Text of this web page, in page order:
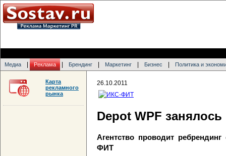
Медиа Реклама Брендинг Маркетинг Бизнес Политика и
26.10.2011
Depot WPF
Агентство проводит
ФИТ
Карта
рекламного
рынка